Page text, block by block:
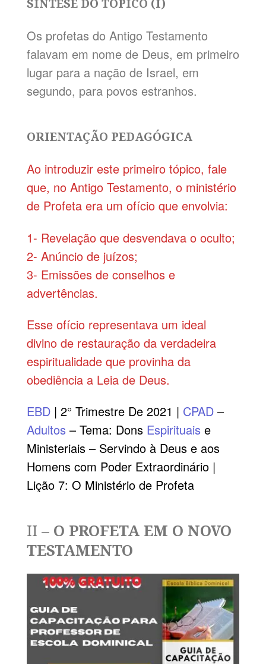
Os profetas do Antigo Testamento
falavam em nome de Deus, em primeiro
lugar para a nação de Israel, em
segundo, para povos estranhos.
ORIENTAÇÃO PEDAGÓGICA
Ao introduzir este primeiro tópico, fale
que, no Antigo Testamento, o ministério
de Profeta era um ofício que envolvia:
1- Revelação que desvendava o oculto;
2- Anúncio de juízos;
3- Emissões de conselhos e
advertências.
Esse ofício representava um ideal
divino de restauração da verdadeira
espiritualidade que provinha da
obediência a Leia de Deus.
EBD| 2° Trimestre De 2021 | CPAD–
Adultos – Tema: Dons Espirituais e
Ministeriais – Servindo à Deus e aos
Homens com Poder Extraordinário |
Lição 7: O Ministério de Profeta
II – O PROFETA EM O NOVO
TESTAMENTO